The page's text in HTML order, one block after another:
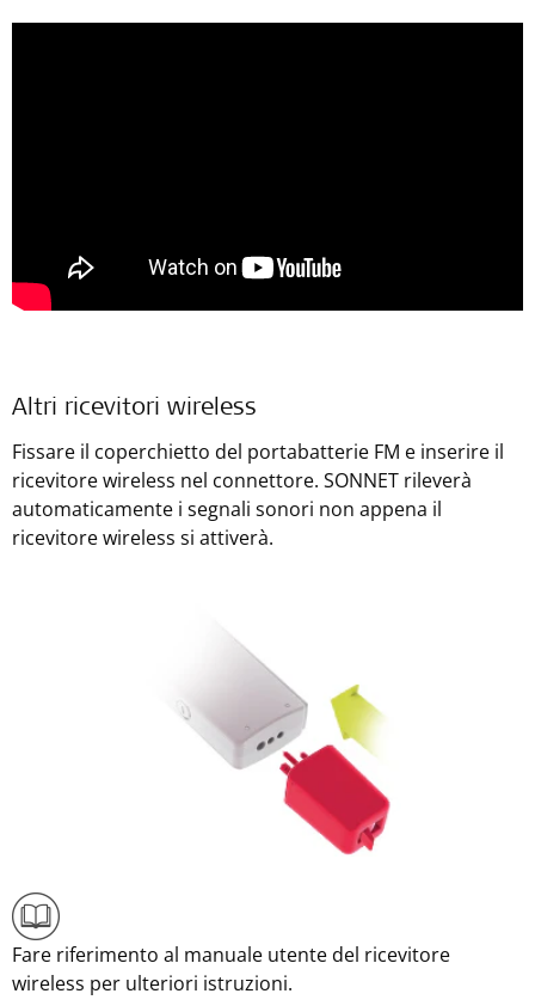
Altri ricevitori wireless
Fissare il coperchietto del portabatterie FM e inserire il
ricevitore wireless nel connettore. SONNET rileverà
automaticamente i segnali sonori non appena il
ricevitore wireless si attiverà.
Fare riferimento al manuale utente del ricevitore
wireless per ulteriori istruzioni.